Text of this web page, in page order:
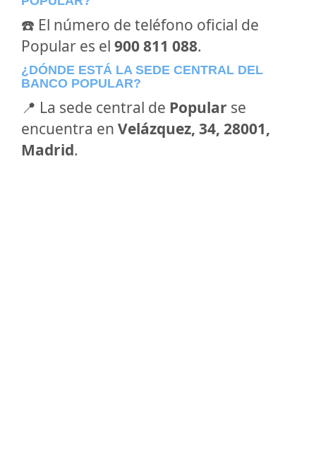
☎️ El número de teléfono oficial de
Popular es el 900 811 088.
¿DÓNDE ESTÁ LA SEDE CENTRAL DEL
BANCO POPULAR?
📍 La sede central de Popular se
encuentra en Velázquez, 34, 28001,
Madrid.